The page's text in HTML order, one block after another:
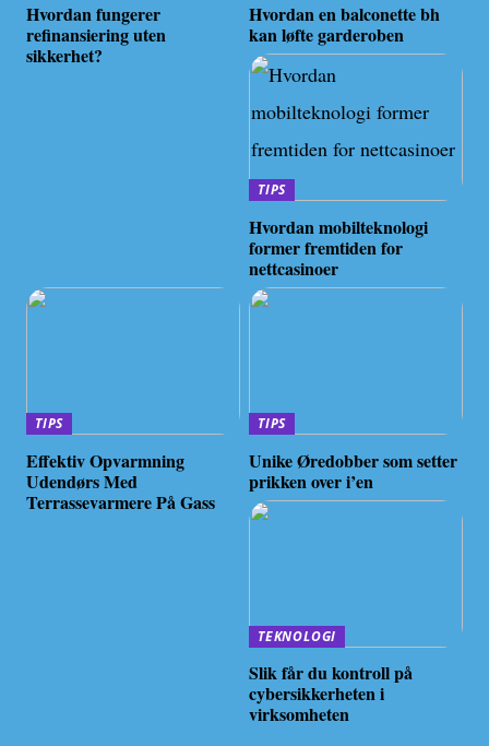
Hvordan fungerer
refinansiering uten
sikkerhet?
Hvordan en balconette bh
kan løfte garderoben
TIPS
Hvordan mobilteknologi
former fremtiden for
nettcasinoer
TIPS
Effektiv Opvarmning
Udendørs Med
Terrassevarmere På Gass
TIPS
Unike Øredobber som setter
prikken over i’en
TEKNOLOGI
Slik får du kontroll på
cybersikkerheten i
virksomheten